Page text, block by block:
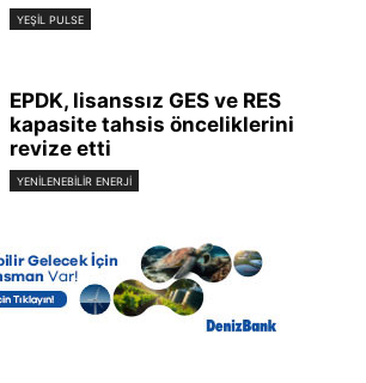
YEŞIL PULSE
EPDK, lisanssız GES ve RES
kapasite tahsis önceliklerini
revize etti
YENILENEBILIR ENERJI